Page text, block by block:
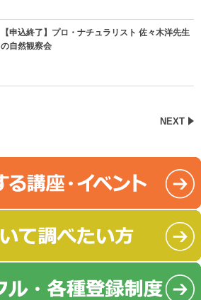
【申込終了】プロ・ナチュラリスト 佐々木洋先生
の自然観察会
NEXT